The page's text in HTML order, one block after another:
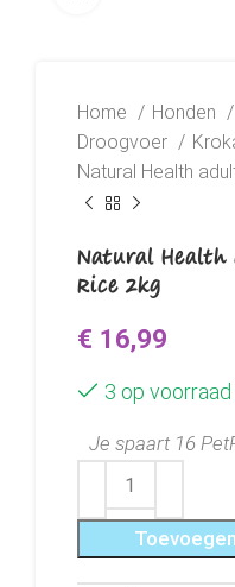
Home Honden
Droogvoer
Natural Health
Natural Health
Rice 2kg
€ 16,99
3 op voorraad
Je spaart 16